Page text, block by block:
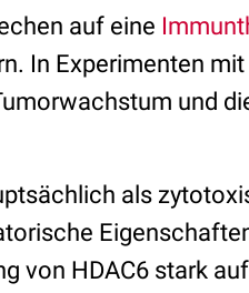
auf eine
In Experimenten
und
als
von HDAC6 stark